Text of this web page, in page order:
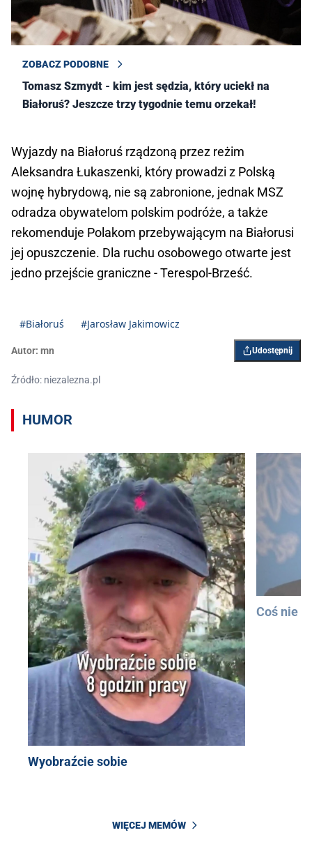
ZOBACZ PODOBNE
Tomasz Szmydt - kim jest sędzia, który uciekł na
Białoruś? Jeszcze trzy tygodnie temu orzekał!
Wyjazdy na Białoruś rządzoną przez reżim
Aleksandra Łukaszenki, który prowadzi z Polską
wojnę hybrydową, nie są zabronione, jednak MSZ
odradza obywatelom polskim podróże, a także
rekomenduje Polakom przebywającym na Białorusi
jej opuszczenie. Dla ruchu osobowego otwarte jest
jedno przejście graniczne - Terespol-Brześć.
#Białoruś #Jarosław Jakimowicz
Autor: mn Udostępnij
Źródło: niezalezna.pl
HUMOR
Wyobraźcie sobie
Coś nie
WIĘCEJ MEMÓW